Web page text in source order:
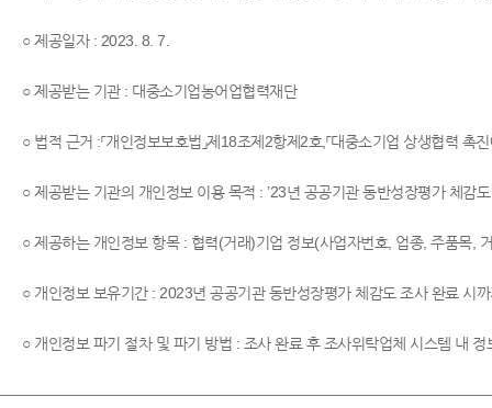
○ 제공일자 : 2023. 8. 7.
○ 제공받는 기관 : 대중소기업농어업협력재단
○ 법적 근거 :「개인정보보호법」제18조제2항제2호,「대중소기업 상생협력 촉
○ 제공받는 기관의 개인정보 이용 목적 : ’23년 공공기관 동반성장평가 체
○ 제공하는 개인정보 항목 : 협력(거래)기업 정보(사업자번호, 업종, 주품목,
○ 개인정보 보유기간 : 2023년 공공기관 동반성장평가 체감도 조사 완료 시
○ 개인정보 파기 절차 및 파기 방법 : 조사 완료 후 조사위탁업체 시스템 내